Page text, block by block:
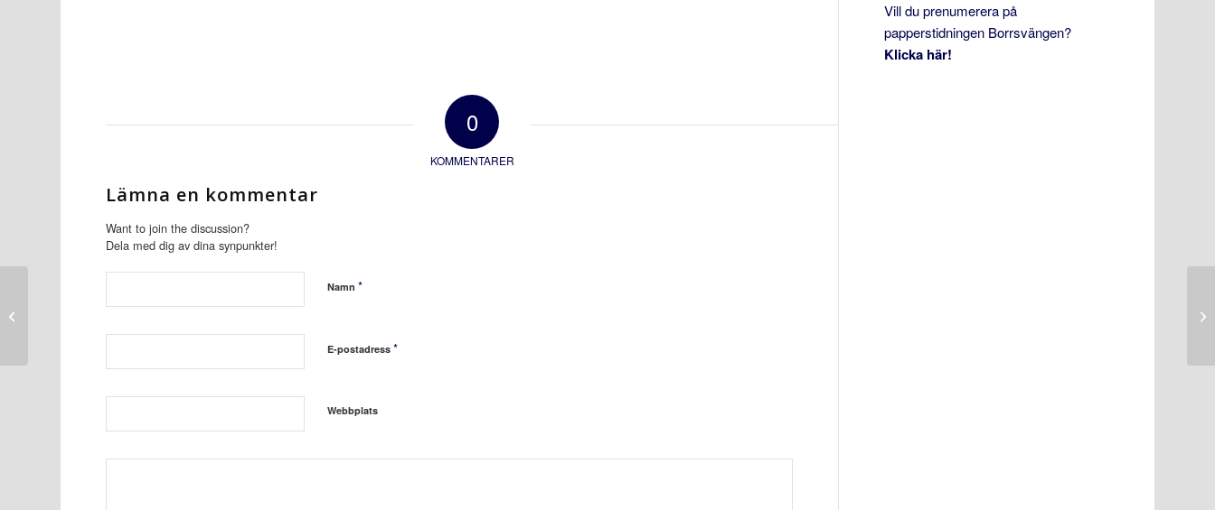
0
KOMMENTARER
Lämna en kommentar
Want to join the discussion?
Dela med dig av dina synpunkter!
Namn*
E-postadress*
Webbplats
Vill du prenumerera på
papperstidningen Borrsvängen?
Klicka här!